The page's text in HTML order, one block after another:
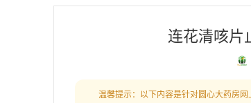
连花清咳片
温馨提示：以下内容是针对圆心大药房